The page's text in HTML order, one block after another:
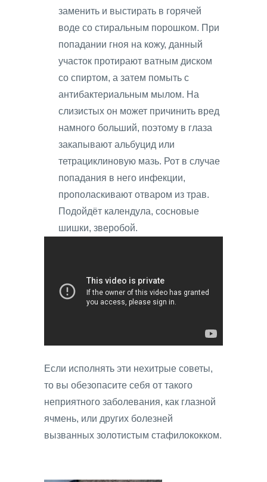
заменить и выстирать в горячей
воде со стиральным порошком. При
попадании гноя на кожу, данный
участок протирают ватным диском
со спиртом, а затем помыть с
антибактериальным мылом. На
слизистых он может причинить вред
намного больший, поэтому в глаза
закапывают альбуцид или
тетрациклиновую мазь. Рот в случае
попадания в него инфекции,
прополаскивают отваром из трав.
Подойдёт календула, сосновые
шишки, зверобой.
Если исполнять эти нехитрые советы,
то вы обезопасите себя от такого
неприятного заболевания, как глазной
ячмень, или других болезней
вызванных золотистым стафилококком.